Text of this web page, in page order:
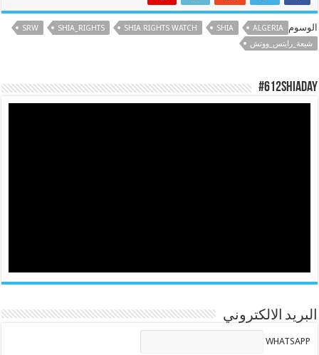
الوسوم ALGERIA
SHIA
SHIA RIGHTS WATCH
SHIA_RIGHTS
SRW
شيعة_رايتس_ووتش
#612ShiaDay
البريد الالكتروني
WHATSAPP